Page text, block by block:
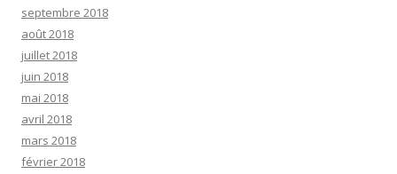
septembre 2018
août 2018
juillet 2018
juin 2018
mai 2018
avril 2018
mars 2018
février 2018